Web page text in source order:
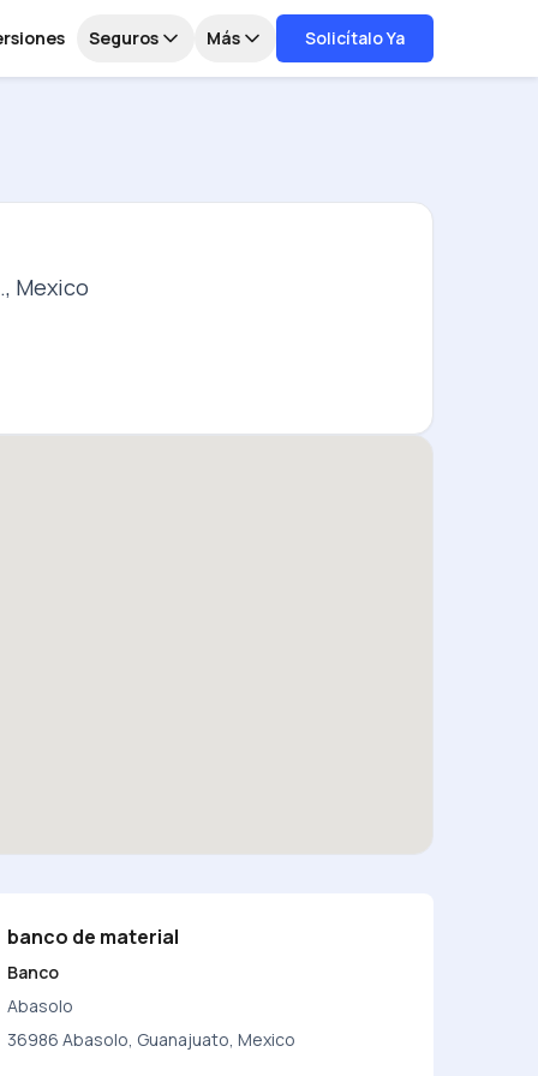
Seguros Más Solicítalo Ya
Mexico
banco de material
Banco
Abasolo
36986 Abasolo, Guanajuato, Mexico